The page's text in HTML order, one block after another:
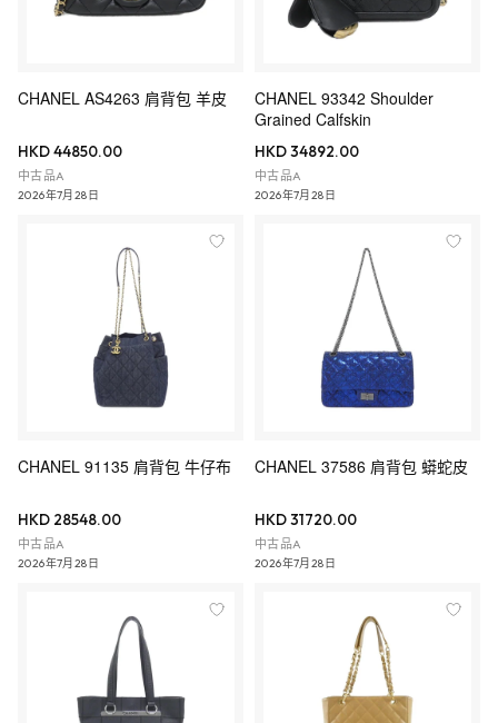
CHANEL AS4263 肩背包 羊皮
HKD 44850.00
中古品A
2026年7月28日
CHANEL 93342 Shoulder
Grained Calfskin
HKD 34892.00
中古品A
2026年7月28日
CHANEL 91135 肩背包 牛仔布
HKD 28548.00
中古品A
2026年7月28日
CHANEL 37586 肩背包 蟒蛇皮
HKD 31720.00
中古品A
2026年7月28日